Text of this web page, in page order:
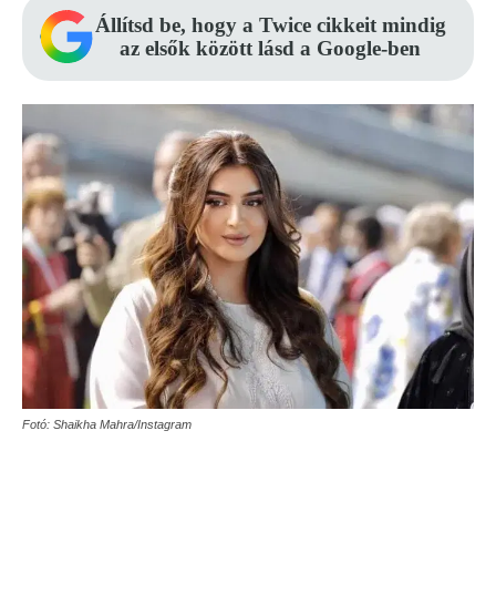
Állítsd be, hogy a Twice cikkeit mindig
az elsők között lásd a Google-ben
Fotó: Shaikha Mahra/Instagram